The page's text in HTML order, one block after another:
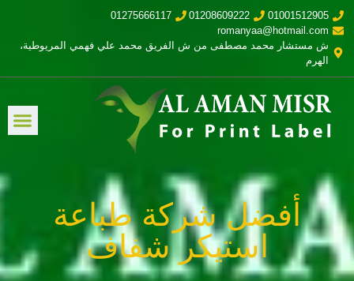
01001512905
01208609222
01275666117
romanyaa@hotmail.com
ش مستشار محمد مصطفى من ش الفريق محمد علي فهمي المريوطية،
الهرم
أفضل شركة طباعة
استيكر شفاف